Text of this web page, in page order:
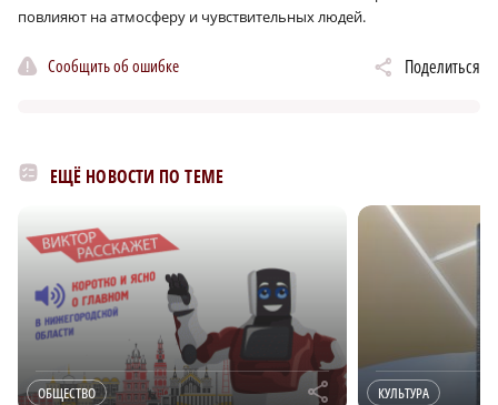
повлияют на атмосферу и чувствительных людей.
Сообщить об ошибке Поделиться
ЕЩЁ НОВОСТИ ПО ТЕМЕ
ОБЩЕСТВО r КУЛЬТУРА